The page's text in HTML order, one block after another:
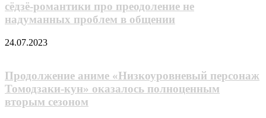
сёдзё-романтики про преодоление не
надуманных проблем в общении
24.07.2023
Продолжение аниме «Низкоуровневый персонаж
Томодзаки-кун» оказалось полноценным
вторым сезоном